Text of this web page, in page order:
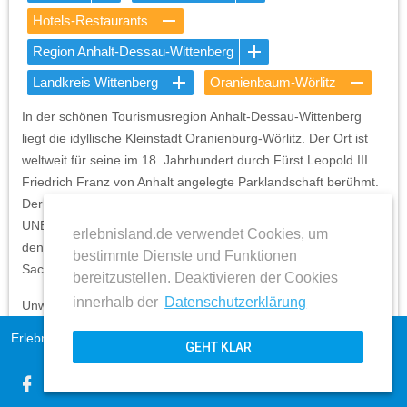
erlebnisland.de verwendet Cookies, um
bestimmte Dienste und Funktionen
bereitzustellen. Deaktivieren der Cookies
innerhalb der Datenschutzerklärung
GEHT KLAR
Hotels-Restaurants
Region Anhalt-Dessau-Wittenberg
Landkreis Wittenberg
Oranienbaum-Wörlitz
In der schönen Tourismusregion Anhalt-Dessau-Wittenberg
liegt die idyllische Kleinstadt Oranienburg-Wörlitz. Der Ort ist
weltweit für seine im 18. Jahrhundert durch Fürst Leopold III.
Friedrich Franz von Anhalt angelegte Parklandschaft berühmt.
Der Wörlitzer Park wurde im Jahr 2000 auf der Liste des
UNESCO-Weltkulturerbes aufgenommen und gehört heute zu
den bekanntesten Sehenswürdigkeiten des Bundeslandes
Sachsen-Anhalt.
Unweit des Wörlitzer Parks befindet sich das Familiengeführte
seinen Gästen höchsten Komfort und Wohlfühlmomente.
in Berlin, erwarb 1914 das Hotel und erweiterte es in den
Erlebnisland Sachsen-Anhalt
AGB